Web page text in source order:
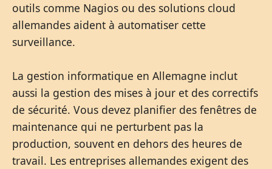
outils comme Nagios ou des solutions cloud
allemandes aident à automatiser cette
surveillance.
La gestion informatique en Allemagne inclut
aussi la gestion des mises à jour et des correctifs
de sécurité. Vous devez planifier des fenêtres de
maintenance qui ne perturbent pas la
production, souvent en dehors des heures de
travail. Les entreprises allemandes exigent des